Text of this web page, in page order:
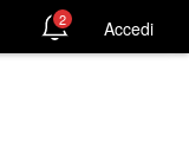
2 Accedi